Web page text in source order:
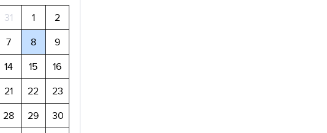
31 1
2
7 8
9
14 15
16
21 22
23
28 29
30